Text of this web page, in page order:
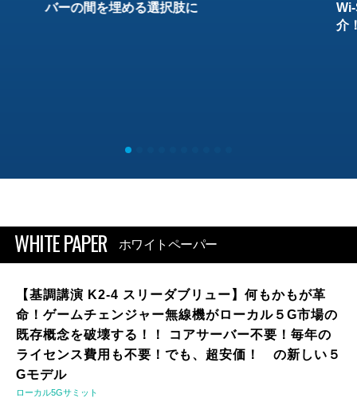
バーの間を埋める選択肢に
介
WHITE PAPER ホワイトペーパー
【基調講演 K2-4 スリーダブリュー】何もかもが革
命！ゲームチェンジャー無線機がローカル５G市場の
既存概念を破壊する！！ コアサーバー不要！毎年の
ライセンス費用も不要！でも、超安価！ の新しい５
Gモデル
ローカル5Gサミット